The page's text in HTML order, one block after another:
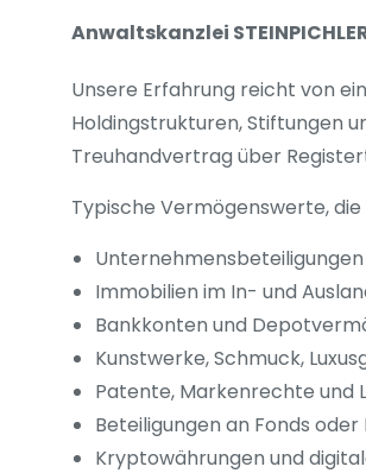
Anwaltskanzlei
Unsere Erfahrung reicht von
Holdingstrukturen, Stiftungen
Treuhandvertrag über
Typische Vermögenswerte,
Immobilien im In- und
Bankkonten und
Kunstwerke, Schmuck,
Patente, Markenrechte und
Beteiligungen an Fonds
Kryptowährungen und